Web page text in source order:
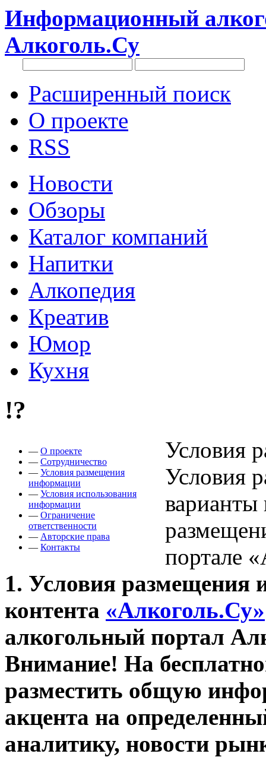
Информационный
Алкоголь.Су
Расширенный поиск
О проекте
RSS
Новости
Обзоры
Каталог компаний
Напитки
Алкопедия
Креатив
Юмор
Кухня
!?
— О проекте
— Сотрудничество
— Условия размещения
информации
— Условия использования
информации
— Ограничение
ответственности
— Авторские права
— Контакты
Условия
Условия
варианты
портале
1. Условия размещения
контента «Алкоголь.Су»
алкогольный портал
Внимание! На
разместить общую
акцента на
аналитику, новости